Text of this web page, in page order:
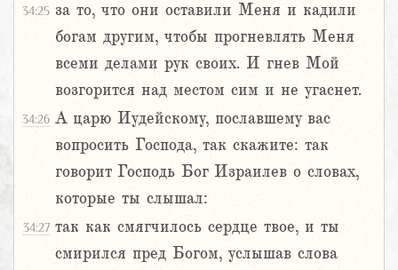
34:25 за то, что они оставили Меня и кадили
богам другим, чтобы прогневлять Меня
всеми делами рук своих. И гнев Мой
возгорится над местом сим и не угаснет.
34:26 А царю Иудейскому, пославшему вас
вопросить Господа, так скажите: так
говорит Господь Бог Израилев о словах,
которые ты слышал:
34:27 так как смягчилось сердце твое, и ты
смирился пред Богом, услышав слова